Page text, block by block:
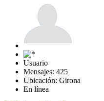
Usuario
Mensajes: 425
Ubicación: Girona
En línea